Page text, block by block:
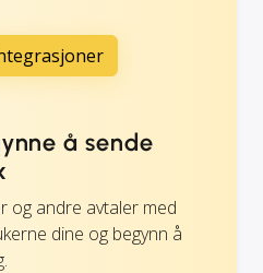
å sende
og andre avtaler med
dine og begynn å